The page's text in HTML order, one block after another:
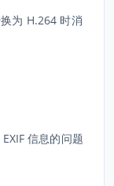
为 H.264 时消
信息的问题